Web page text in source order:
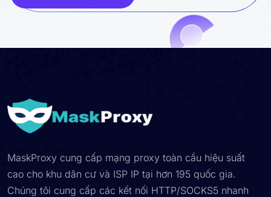
MaskProxy cung cấp mạng proxy toàn cầu hiệu suất
cao cho khu dân cư và ISP IP tại hơn 195 quốc gia.
Chúng tôi cung cấp các kết nối HTTP/SOCKS5 nhanh